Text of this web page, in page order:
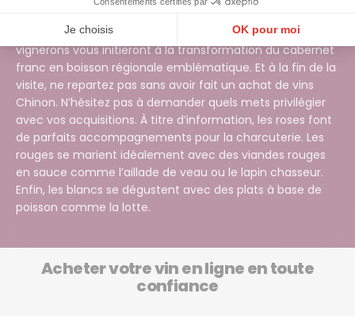
Je choisis OK pour moi
Axeptio consent
Plateforme de Gestion du Consentement : Personnalisez vos Options
Notre plateforme vous permet d'adapter et de gérer vos paramètres de confidentialité, en
les-Côteaux dans le domaine Pierre Sourdais. Les
vignerons vous initieront à la transformation du cabernet
franc en boisson régionale emblématique. Et à la fin de la
visite, ne repartez pas sans avoir fait un achat de vins
Chinon. N’hésitez pas à demander quels mets privilégier
avec vos acquisitions. À titre d’information, les roses font
de parfaits accompagnements pour la charcuterie. Les
rouges se marient idéalement avec des viandes rouges
en sauce comme l’aillade de veau ou le lapin chasseur.
Enfin, les blancs se dégustent avec des plats à base de
poisson comme la lotte.
Acheter votre vin en ligne en toute
confiance